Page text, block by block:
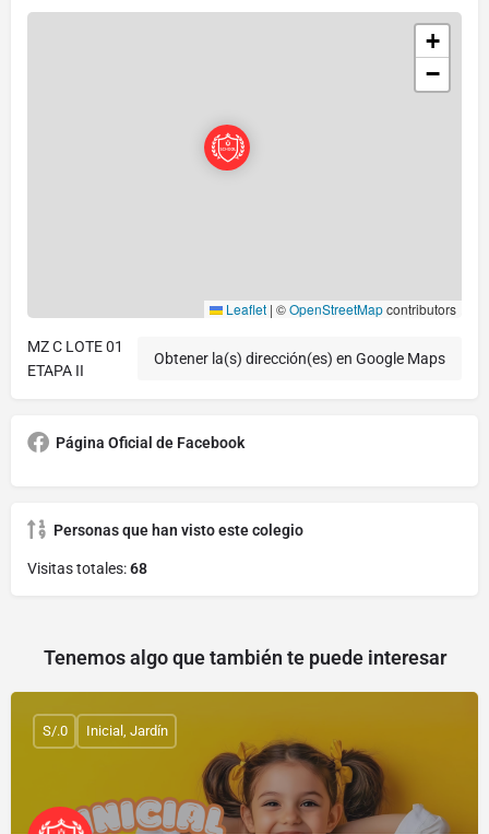
+
−
Leaflet | ©OpenStreetMapcontributors
MZ C LOTE 01
ETAPA II
Obtener la(s) dirección(es) en Google Maps
Página Oficial de Facebook
Personas que han visto este colegio
Visitas totales:68
Tenemos algo que también te puede interesar
S/.0 Inicial, Jardín